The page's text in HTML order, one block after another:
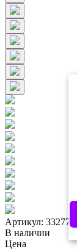
Артикул: 332772
В наличии
Цена